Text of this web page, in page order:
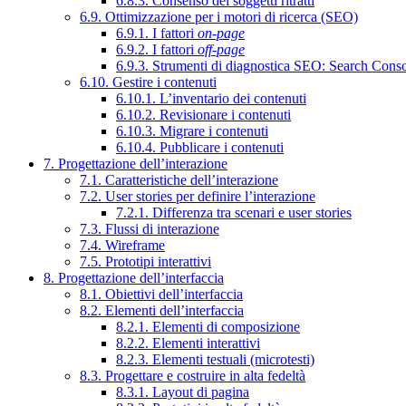
6.9. Ottimizzazione per i motori di ricerca (SEO)
6.9.1. I fattori on-page
6.9.2. I fattori off-page
6.9.3. Strumenti di diagnostica SEO: Search
6.10. Gestire i contenuti
6.10.1. L’inventario dei contenuti
6.10.2. Revisionare i contenuti
6.10.3. Migrare i contenuti
6.10.4. Pubblicare i contenuti
7. Progettazione dell’interazione
7.1. Caratteristiche dell’interazione
7.2. User stories per definire l’interazione
7.2.1. Differenza tra scenari e user stories
7.3. Flussi di interazione
7.4. Wireframe
7.5. Prototipi interattivi
8. Progettazione dell’interfaccia
8.1. Obiettivi dell’interfaccia
8.2. Elementi dell’interfaccia
8.2.1. Elementi di composizione
8.2.2. Elementi interattivi
8.2.3. Elementi testuali (microtesti)
8.3. Progettare e costruire in alta fedeltà
8.3.1. Layout di pagina